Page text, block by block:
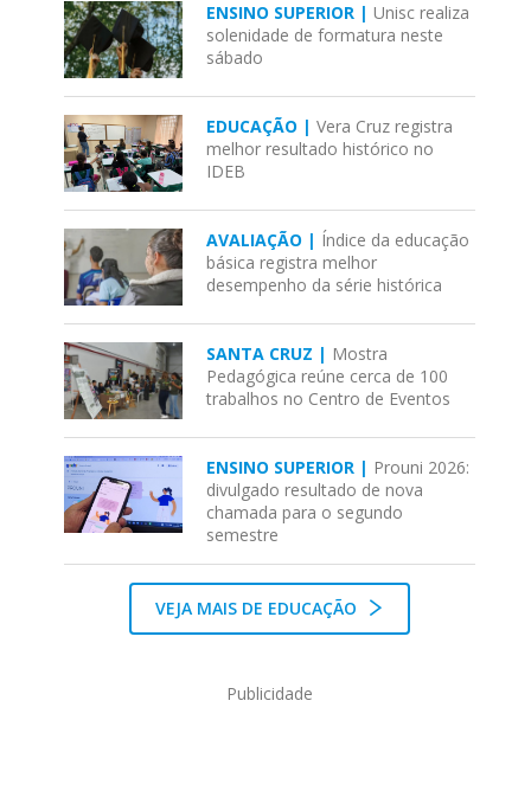
ENSINO SUPERIOR | Unisc realiza
solenidade de formatura neste
sábado
EDUCAÇÃO |Vera Cruz registra
melhor resultado histórico no
IDEB
AVALIAÇÃO | Índice da educação
básica registra melhor
desempenho da série histórica
SANTA CRUZ | Mostra
Pedagógica reúne cerca de 100
trabalhos no Centro de Eventos
ENSINO SUPERIOR | Prouni 2026:
divulgado resultado de nova
chamada para o segundo
semestre
VEJA MAIS DE EDUCAÇÃO
Publicidade